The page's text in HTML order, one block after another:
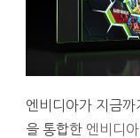
엔비디아가 지금
을 통합한 엔비디